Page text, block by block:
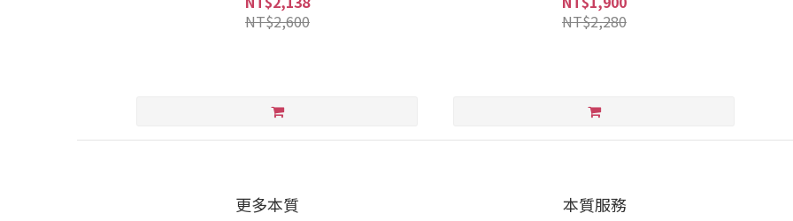
NT$2,600
NT$2,280
更多本質 本質服務